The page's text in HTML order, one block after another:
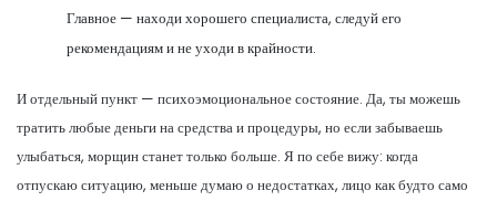
Главное — находи хорошего специалиста, следуй его
рекомендациям и не уходи в крайности.
И отдельный пункт — психоэмоциональное состояние. Да, ты можешь
тратить любые деньги на средства и процедуры, но если забываешь
улыбаться, морщин станет только больше. Я по себе вижу: когда
отпускаю ситуацию, меньше думаю о недостатках, лицо как будто само